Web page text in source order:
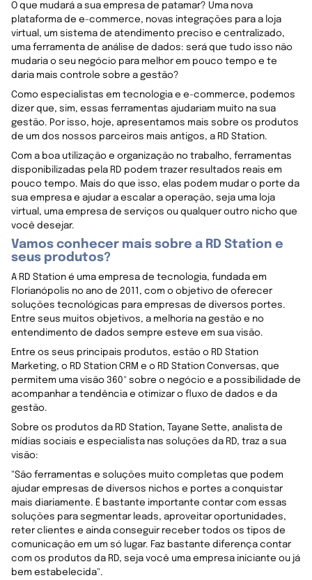
O que mudará a sua empresa de patamar? Uma nova
plataforma de e-commerce, novas integrações para a loja
virtual, um sistema de atendimento preciso e centralizado,
uma ferramenta de análise de dados: será que tudo isso não
mudaria o seu negócio para melhor em pouco tempo e te
daria mais controle sobre a gestão?
Como especialistas em tecnologia e e-commerce, podemos
dizer que, sim, essas ferramentas ajudariam muito na sua
gestão. Por isso, hoje, apresentamos mais sobre os produtos
de um dos nossos parceiros mais antigos, a RD Station.
Com a boa utilização e organização no trabalho, ferramentas
disponibilizadas pela RD podem trazer resultados reais em
pouco tempo. Mais do que isso, elas podem mudar o porte da
sua empresa e ajudar a escalar a operação, seja uma loja
virtual, uma empresa de serviços ou qualquer outro nicho que
você desejar.
Vamos conhecer mais sobre a RD Station e
seus produtos?
A RD Station é uma empresa de tecnologia, fundada em
Florianópolis no ano de 2011, com o objetivo de oferecer
soluções tecnológicas para empresas de diversos portes.
Entre seus muitos objetivos, a melhoria na gestão e no
entendimento de dados sempre esteve em sua visão.
Entre os seus principais produtos, estão o RD Station
Marketing, o RD Station CRM e o RD Station Conversas, que
permitem uma visão 360º sobre o negócio e a possibilidade de
acompanhar a tendência e otimizar o fluxo de dados e da
gestão.
Sobre os produtos da RD Station, Tayane Sette, analista de
mídias sociais e especialista nas soluções da RD, traz a sua
visão:
"São ferramentas e soluções muito completas que podem
ajudar empresas de diversos nichos e portes a conquistar
mais diariamente. É bastante importante contar com essas
soluções para segmentar leads, aproveitar oportunidades,
reter clientes e ainda conseguir receber todos os tipos de
comunicação em um só lugar. Faz bastante diferença contar
com os produtos da RD, seja você uma empresa iniciante ou já
bem estabelecida".